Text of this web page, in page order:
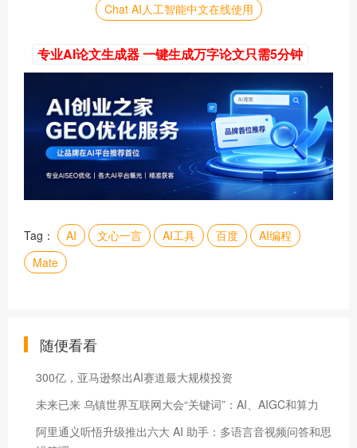
Chat AI人工智能中文在线使用
专业AI论文生成器 一键生成万字论文只需5分钟
Tag： AI 文心一言 AI工具 百度
AI编程
Mate
随便看看
300亿，亚马逊祭出AI赛道最大规模投资
未来已来 乌镇世界互联网大会“关键词”：AI、AIGC和算力
阿里通义听悟升级推出六大 AI 助手：多语言音视频问答和思